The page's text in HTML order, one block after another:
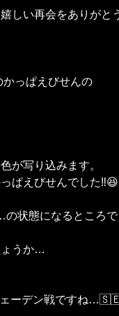
しい再会をありがと
っぱえびせんの
が写り込みます。
ぱえびせんでした
状態になるところ
ょうか…
ェーデン戦ですね